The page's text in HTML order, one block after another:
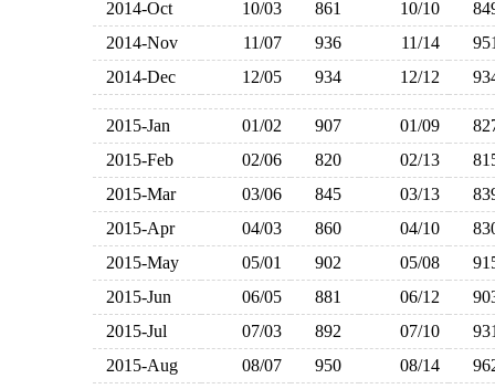
2014-Oct 10/03 861 10/10
2014-Nov
11/07 936 11/14
2014-Dec
12/05 934 12/12
2015-Jan 01/02 907 01/09
2015-Feb
02/06 820 02/13
2015-Mar
03/06 845 03/13
2015-Apr
04/03 860 04/10
2015-May
05/01 902 05/08
2015-Jun
06/05 881 06/12
2015-Jul
07/03 892 07/10
2015-Aug
08/07 950 08/14